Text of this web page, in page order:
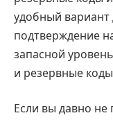
удобный вариант
подтверждение
запасной
и резервные
Если вы давно не